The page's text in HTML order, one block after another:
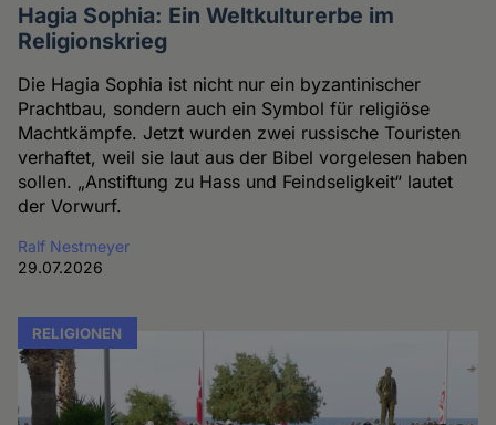
Hagia Sophia: Ein Weltkulturerbe im
Religionskrieg
Die Hagia Sophia ist nicht nur ein byzantinischer
Prachtbau, sondern auch ein Symbol für religiöse
Machtkämpfe. Jetzt wurden zwei russische Touristen
verhaftet, weil sie laut aus der Bibel vorgelesen haben
sollen. „Anstiftung zu Hass und Feindseligkeit“ lautet
der Vorwurf.
Ralf Nestmeyer
29.07.2026
RELIGIONEN